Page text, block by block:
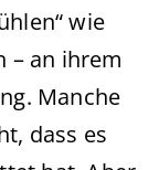
wie
– an ihrem
Manche
dass es